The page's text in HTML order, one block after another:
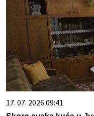
17. 07. 2026 09:41